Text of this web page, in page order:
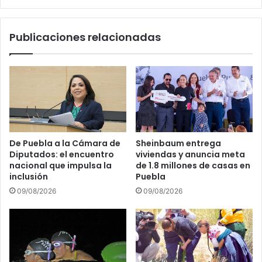
f
n
o
r
l
a
i
n
e
l
n
e
a
b
l
e
p
Publicaciones relacionadas
De Puebla a la Cámara de
Diputados: el encuentro
nacional que impulsa la
inclusión
09/08/2026
Sheinbaum entrega
viviendas y anuncia meta
de 1.8 millones de casas en
Puebla
09/08/2026